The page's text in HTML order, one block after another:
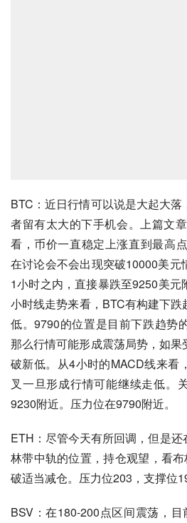
BTC：近日行情可以说是大起大
者留有太大的下手机会。上篇文
看，币价一直稳定上涨直到最高
在讨论会不会出现突破10000美元
1小时之内，直接暴跌至9250美元
小时线走势来看，BTC有构建下
低。9790的位置是目前下跌趋势
那么行情可能形成震荡局势，如
破新低。从4小时的MACD线来看
叉一旦形成行情可能继续走低。
9230附近。压力位在9790附近。
ETH：尽管今天有所回调，但是
林带中轨的位置，持仓观望，看
破适当减仓。压力位203，支撑位
BSV：在180-200点区间震荡，